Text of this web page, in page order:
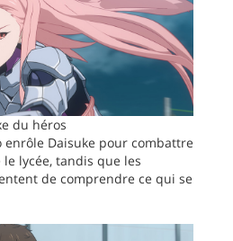
du héros
enrôle Daisuke pour combattre
lycée, tandis que les
de comprendre ce qui se